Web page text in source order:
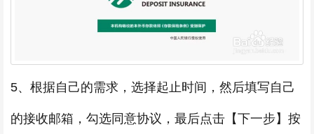
5、根据自己的需求，选择起止时间，然后填写自己
的接收邮箱，勾选同意协议，最后点击【下一步】按